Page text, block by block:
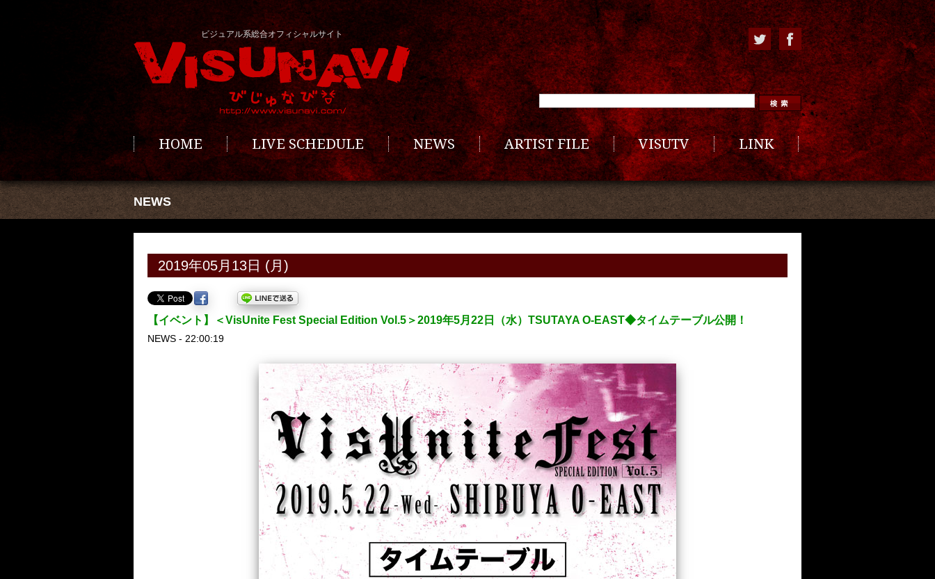
ビジュアル系総合オフィシャルサイト
HOME LIVE SCHEDULE NEWS ARTIST FILE VISUTV LINK
NEWS
2019年05月13日 (月)
【イベント】＜VisUnite Fest Special Edition Vol.5＞2019年5月22日（水）TSUTAYA O-EAST◆タイムテーブル公開！
NEWS - 22:00:19